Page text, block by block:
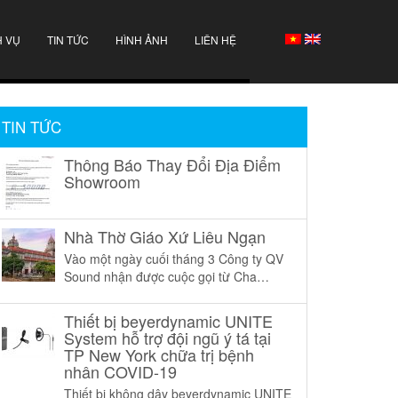
VỤ TIN TỨC HÌNH ẢNH LIÊN HỆ
TIN TỨC
Thông Báo Thay Đổi Địa Điểm
Showroom
Nhà Thờ Giáo Xứ Liêu Ngạn
Vào một ngày cuối tháng 3 Công ty QV
Sound nhận được cuộc gọi từ Cha
LM Toma Vũ Văn Đình, yêu cầu tư vấn
thiết kế hệ thống âm thanh cho Giáo Xứ.
Thiết bị beyerdynamic UNITE
System hỗ trợ đội ngũ ý tá tại
TP New York chữa trị bệnh
nhân COVID-19
Thiết bị không dây beyerdynamic UNITE